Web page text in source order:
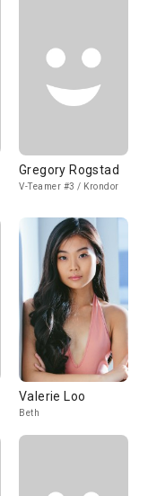
Gregory Rogstad
V-Teamer #3 / Krondor
Valerie Loo
Beth